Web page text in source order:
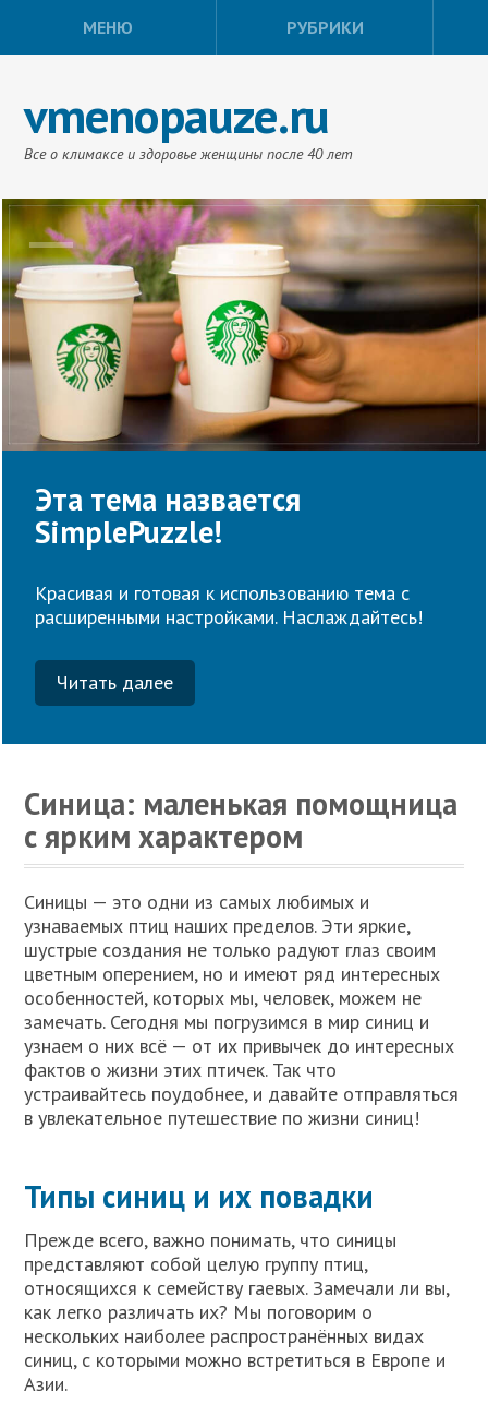
МЕНЮ РУБРИКИ
vmenopauze.ru
Все о климаксе и здоровье женщины после 40 лет
Эта тема назвается
SimplePuzzle!
Красивая и готовая к использованию тема с
расширенными настройками. Наслаждайтесь!
Читать далее
Синица: маленькая помощница
с ярким характером
Синицы — это одни из самых любимых и
узнаваемых птиц наших пределов. Эти яркие,
шустрые создания не только радуют глаз своим
цветным оперением, но и имеют ряд интересных
особенностей, которых мы, человек, можем не
замечать. Сегодня мы погрузимся в мир синиц и
узнаем о них всё — от их привычек до интересных
фактов о жизни этих птичек. Так что
устраивайтесь поудобнее, и давайте отправляться
в увлекательное путешествие по жизни синиц!
Типы синиц и их повадки
Прежде всего, важно понимать, что синицы
представляют собой целую группу птиц,
относящихся к семейству гаевых. Замечали ли вы,
как легко различать их? Мы поговорим о
нескольких наиболее распространённых видах
синиц, с которыми можно встретиться в Европе и
Азии.